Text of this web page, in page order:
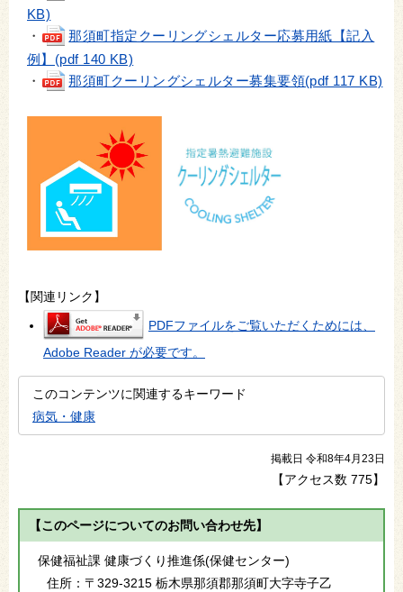
KB)
・
那須町指定クーリングシェルター応募用紙【記入
例】(pdf 140 KB)
・
那須町クーリングシェルター募集要領(pdf 117 KB)
【関連リンク】
PDFファイルをご覧いただくためには、
Adobe Reader が必要です。
このコンテンツに関連するキーワード
病気・健康
掲載日 令和8年4月23日
【アクセス数 775】
【このページについてのお問い合わせ先】
保健福祉課 健康づくり推進係(保健センター)
住所： 〒329-3215 栃木県那須郡那須町大字寺子乙